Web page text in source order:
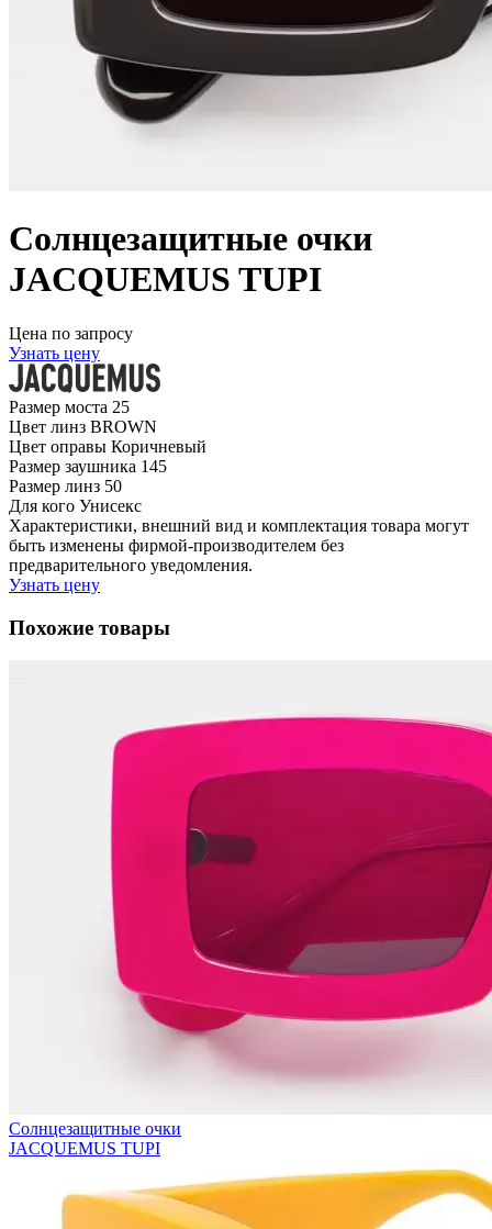
Солнцезащитные очки
JACQUEMUS TUPI
Цена по запросу
Узнать цену
Размер моста 25
Цвет линз BROWN
Цвет оправы Коричневый
Размер заушника 145
Размер линз 50
Для кого Унисекс
Характеристики, внешний вид и комплектация товара могут
быть изменены фирмой-производителем без
предварительного уведомления.
Узнать цену
Похожие товары
Солнцезащитные очки
JACQUEMUS TUPI